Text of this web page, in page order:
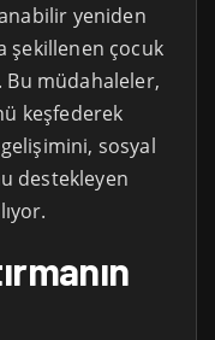
yeniden
şekillenen çocuk
müdahaleler,
keşfederek
sosyal
destekleyen